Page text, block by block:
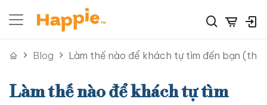
Blog Làm thế nào để khách tự tìm đến bạn
Làm thế nào để khách tự tìm